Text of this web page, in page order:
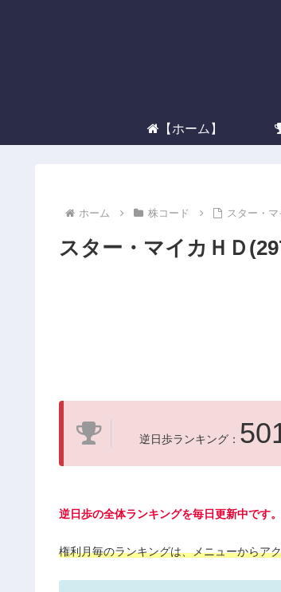
【ホーム】
ホーム 株コード スター・
スター・マイカＨＤ
逆日歩ランキング：
逆日歩の全体ランキングを毎日更新中です。
権利月毎のランキングは、メニューからア